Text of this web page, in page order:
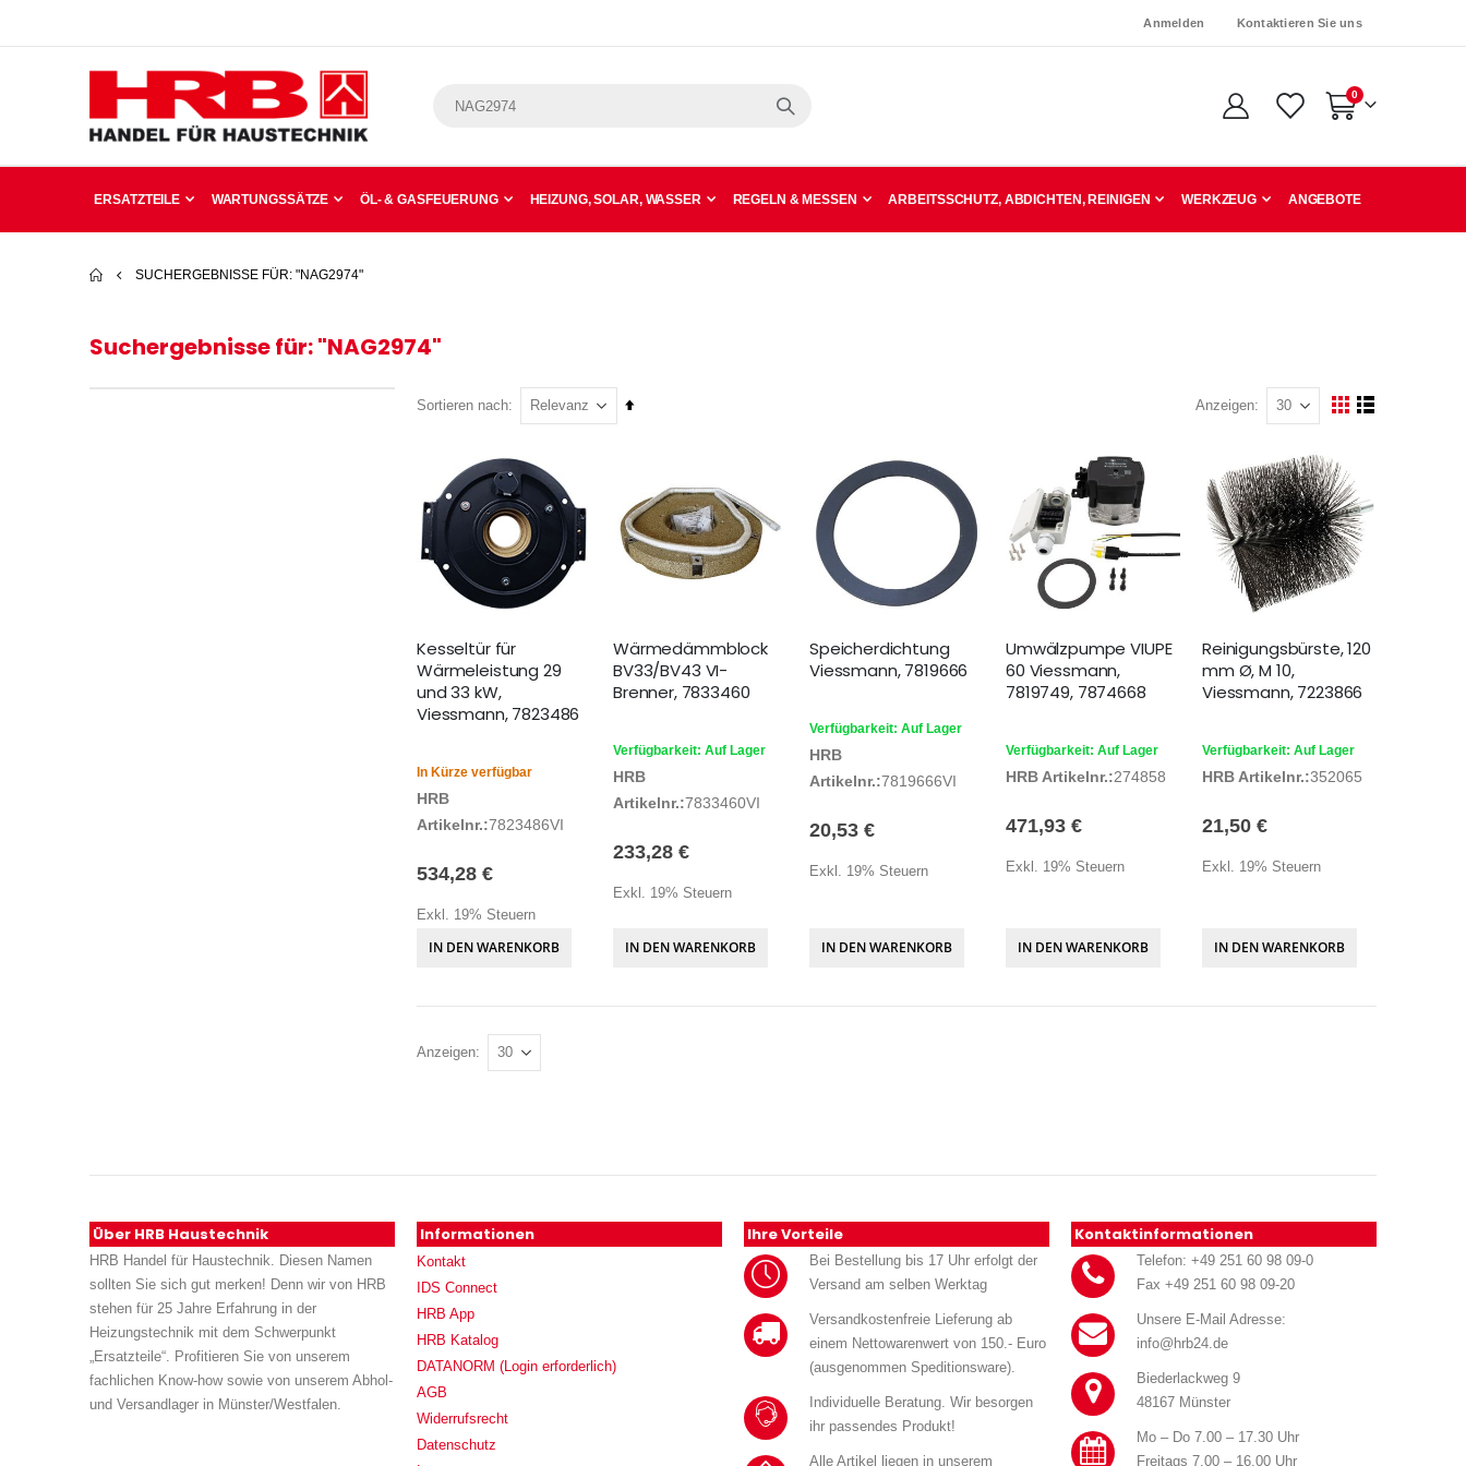
Anmelden Kontaktieren Sie uns
Warenkorb
0Artikel
ERSATZTEILE WARTUNGSSÄTZE ÖL- & GASFEUERUNG HEIZUNG, SOLAR, WASSER REGELN & MESSEN ARBEITSSCHUTZ, ABDICHTEN, REINIGEN WERKZEUG ANGEBOTE
SUCHERGEBNISSE FÜR: "NAG2974"
Suchergebnisse für: "NAG2974"
Sortieren nach
In
Anzeigen
Ansicht
Kesseltür für
Wärmeleistung 29
und 33 kW,
Viessmann, 7823486
In Kürze verfügbar
HRB
Artikelnr.:7823486VI
534,28 €
Exkl. 19% Steuern
IN DEN WARENKORB
Wärmedämmblock
BV33/BV43 VI-
Brenner, 7833460
Verfügbarkeit: Auf Lager
HRB
Artikelnr.:7833460VI
233,28 €
Exkl. 19% Steuern
IN DEN WARENKORB
Speicherdichtung
Viessmann, 7819666
Verfügbarkeit: Auf Lager
HRB
Artikelnr.:7819666VI
20,53 €
Exkl. 19% Steuern
IN DEN WARENKORB
Umwälzpumpe VIUPE
60 Viessmann,
7819749, 7874668
Verfügbarkeit: Auf Lager
HRB Artikelnr.:274858
471,93 €
Exkl. 19% Steuern
IN DEN WARENKORB
Reinigungsbürste, 120
mm Ø, M 10,
Viessmann, 7223866
Verfügbarkeit: Auf Lager
HRB Artikelnr.:352065
21,50 €
Exkl. 19% Steuern
IN DEN WARENKORB
Anzeigen
Über HRB Haustechnik
HRB Handel für Haustechnik. Diesen Namen
sollten Sie sich gut merken! Denn wir von HRB
stehen für 25 Jahre Erfahrung in der
Heizungstechnik mit dem Schwerpunkt
„Ersatzteile“. Profitieren Sie von unserem
fachlichen Know-how sowie von unserem Abhol-
und Versandlager in Münster/Westfalen.
Informationen
Kontakt
IDS Connect
HRB App
HRB Katalog
DATANORM (Login erforderlich)
AGB
Widerrufsrecht
Datenschutz
Ihre Vorteile
Bei Bestellung bis 17 Uhr erfolgt der
Versand am selben Werktag
Versandkostenfreie Lieferung ab
einem Nettowarenwert von 150.- Euro
(ausgenommen Speditionsware).
Individuelle Beratung. Wir besorgen
ihr passendes Produkt!
Alle Artikel liegen in unserem
Kontaktinformationen
Telefon: +49 251 60 98 09-0
Fax +49 251 60 98 09-20
Unsere E-Mail Adresse:
info@hrb24.de
Biederlackweg 9
48167 Münster
Mo – Do 7.00 – 17.30 Uhr
Freitags 7.00 – 16.00 Uhr